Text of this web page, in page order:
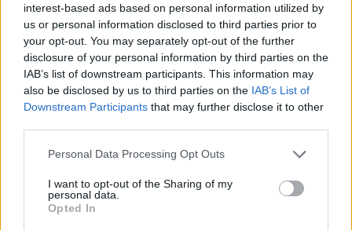
interest-based ads based on personal information utilized by
us or personal information disclosed to third parties prior to
your opt-out. You may separately opt-out of the further
disclosure of your personal information by third parties on the
IAB’s list of downstream participants. This information may
also be disclosed by us to third parties on the IAB’s List of
Downstream Participants that may further disclose it to other
Personal Data Processing Opt Outs
I want to opt-out of the Sharing of my
personal data.
Opted In